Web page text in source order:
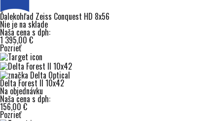
Ďalekohľad Zeiss Conquest HD 8x56
Nie je na sklade
Naša cena s dph:
1 395,00 €
Pozrieť
Delta Forest II 10x42
Na objednávku
Naša cena s dph:
156,00 €
Pozrieť